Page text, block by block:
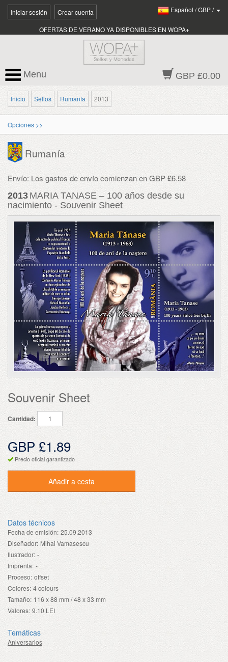
Iniciar sesión Crear cuenta Español /GBP/
OFERTAS DE VERANO YA DISPONIBLES EN WOPA+
GBP £0.00
Menu
Inicio Sellos Rumanía 2013
Opciones >>
Rumanía
Envío: Los gastos de envío comienzan en GBP £6.58
2013 MARIA TANASE – 100 años desde su
nacimiento - Souvenir Sheet
Souvenir Sheet
Cantidad:
GBP £1.89
Precio oficial garantizado
Añadir a cesta
Datos técnicos
Fecha de emisión: 25.09.2013
Diseñador: Mihai Vamasescu
Ilustrador: -
Imprenta: -
Proceso: offset
Colores: 4 colours
Tamaño: 116 x 88 mm / 48 x 33 mm
Valores: 9.10 LEI
Temáticas
Aniversarios